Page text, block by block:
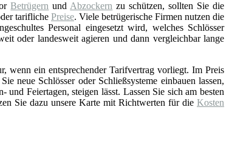
Betrügern undAbzockern zu schützen, sollten Sie die
tarifliche Preise. Viele betrügerische Firmen nutzen die
Personal eingesetzt wird, welches Schlösser
oder landesweit agieren und dann vergleichbar lange
wenn ein entsprechender Tarifvertrag vorliegt. Im Preis
neue Schlösser oder Schließsysteme einbauen lassen,
und Feiertagen, steigen lässt. Lassen Sie sich am besten
Sie dazu unsere Karte mit Richtwerten für die Kosten